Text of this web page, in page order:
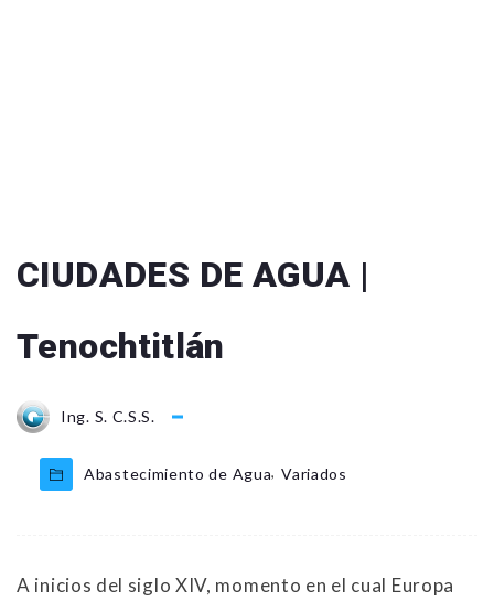
CIUDADES DE AGUA |
Tenochtitlán
Ing. S. C.S.S.
Abastecimiento de Agua, Variados
A inicios del siglo XIV, momento en el cual Europa